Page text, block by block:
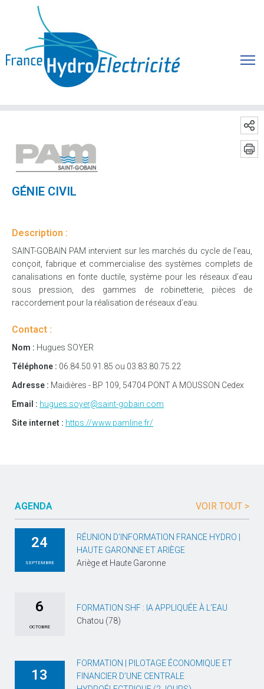
GÉNIE CIVIL
Description :
SAINT-GOBAIN PAM intervient sur les marchés du cycle de l’eau,
conçoit, fabrique et commercialise des systèmes complets de
canalisations en fonte ductile, système pour les réseaux d’eau
sous pression, des gammes de robinetterie, pièces de
raccordement pour la réalisation de réseaux d’eau.
Contact :
Nom : Hugues SOYER
Téléphone : 06.84.50.91.85 ou 03.83.80.75.22
Adresse : Maidières - BP 109, 54704 PONT A MOUSSON Cedex
Email : hugues.soyer@saint-gobain.com
Site internet : https://www.pamline.fr/
AGENDA VOIR TOUT >
24
SEPTEMBRE
RÉUNION D’INFORMATION FRANCE HYDRO |
HAUTE GARONNE ET ARIÈGE
Ariège et Haute Garonne
6
OCTOBRE
FORMATION SHF : IA APPLIQUÉE À L’EAU
Chatou (78)
13
FORMATION | PILOTAGE ÉCONOMIQUE ET
FINANCIER D’UNE CENTRALE